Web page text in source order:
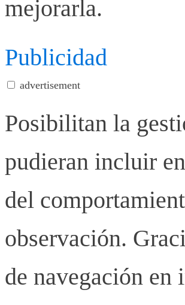
mejorarla.
Publicidad
advertisement
Posibilitan la
pudieran incluir
del
observación.
de navegación